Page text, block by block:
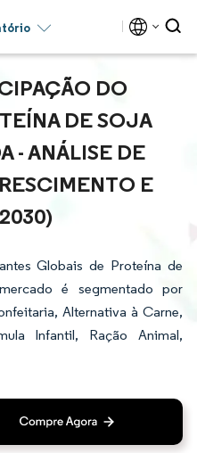
DO
DE SOJA
- ANÁLISE DE
E
Globais de Proteína de
é segmentado por
Alternativa à Carne,
Infantil, Ração Animal,